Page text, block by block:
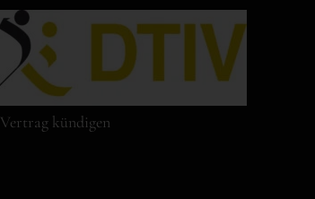
Vertrag kündigen